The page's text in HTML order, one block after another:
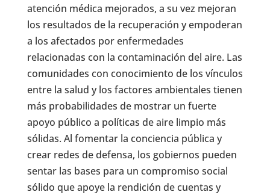
atención médica mejorados, a su vez mejoran
los resultados de la recuperación y empoderan
a los afectados por enfermedades
relacionadas con la contaminación del aire. Las
comunidades con conocimiento de los vínculos
entre la salud y los factores ambientales tienen
más probabilidades de mostrar un fuerte
apoyo público a políticas de aire limpio más
sólidas. Al fomentar la conciencia pública y
crear redes de defensa, los gobiernos pueden
sentar las bases para un compromiso social
sólido que apoye la rendición de cuentas y